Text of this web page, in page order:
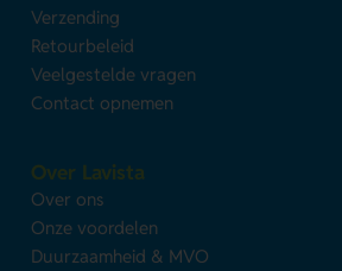
Verzending
Retourbeleid
Veelgestelde vragen
Contact opnemen
Over Lavista
Over ons
Onze voordelen
Duurzaamheid & MVO